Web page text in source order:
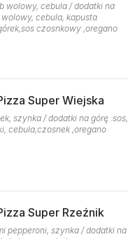
wolowy, cebula / dodatki na
wolowy, cebula, kapusta
czosnkowy ,oregano
Super Wiejska
szynka / dodatki na górę :sos,
cebula,czosnek ,oregano
Super Rzeźnik
pepperoni, szynka / dodatki na